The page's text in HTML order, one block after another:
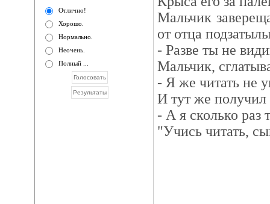
Отлично!
Хорошо.
Нормально.
Неочень.
Полный ...
Мальчик
от отца
- Разве ты не
Мальчик,
- Я же читать не
И тут же
- А я сколько раз
"Учись читать,